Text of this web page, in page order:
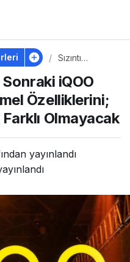
Sızıntı
Sonraki iQOO
Amiral
Gemisinin
Özelliklerini;
Pro’dan Çok
Farklı
Sonraki iQOO
Özelliklerini;
Olmayacak
yayınlandı